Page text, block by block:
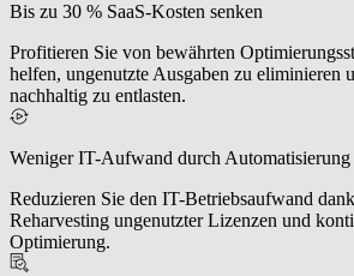
Bis zu 30 % SaaS-Kosten senken
Profitieren Sie von bewährten
helfen, ungenutzte Ausgaben zu eliminieren
nachhaltig zu entlasten.
Weniger IT-Aufwand durch Automatisierung
Reduzieren Sie den IT-Betriebsaufwand
Reharvesting ungenutzter Lizenzen und
Optimierung.